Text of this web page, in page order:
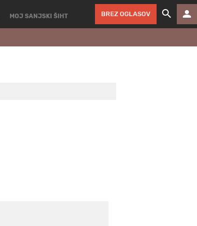
MOJ SANJSKI ŠIHT BREZ OGLASOV